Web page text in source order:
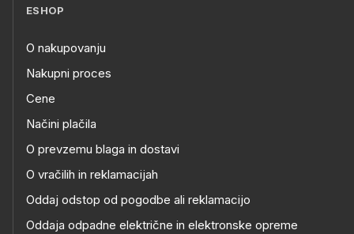
ESHOP
O nakupovanju
Nakupni proces
Cene
Načini plačila
O prevzemu blaga in dostavi
O vračilih in reklamacijah
Oddaj odstop od pogodbe ali reklamacijo
Oddaja odpadne električne in elektronske opreme